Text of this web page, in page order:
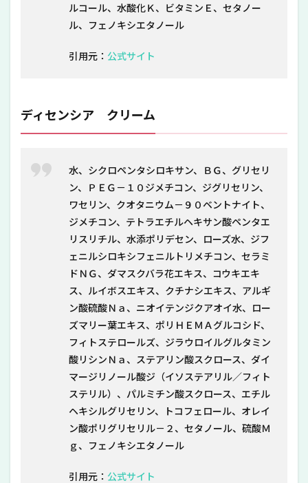
ルコール、水酸化Ｋ、ビタミンＥ、セタノー
ル、フェノキシエタノール
引用元： 公式サイト
ディセンシア クリーム
水、シクロペンタシロキサン、ＢＧ、グリセリ
ン、ＰＥＧ－１０ジメチコン、ジグリセリン、
ワセリン、クオタニウム－９０ベントナイト、
ジメチコン、テトラエチルヘキサン酸ペンタエ
リスリチル、水添ポリデセン、ローズ水、ジフ
ェニルシロキシフェニルトリメチコン、セラミ
ドＮＧ、ダマスクバラ花エキス、コウキエキ
ス、ルイボスエキス、クチナシエキス、アルギ
ン酸硫酸Ｎａ、ニオイテンジクアオイ水、ロー
ズマリー葉エキス、ポリＨＥＭＡグルコシド、
フィトステロールズ、ジラウロイルグルタミン
酸リシンＮａ、ステアリン酸スクロース、ダイ
マージリノール酸ジ（イソステアリル／フィト
ステリル）、パルミチン酸スクロース、エチル
ヘキシルグリセリン、トコフェロール、オレイ
ン酸ポリグリセリル－２、セタノール、硫酸Ｍ
ｇ、フェノキシエタノール
引用元： 公式サイト